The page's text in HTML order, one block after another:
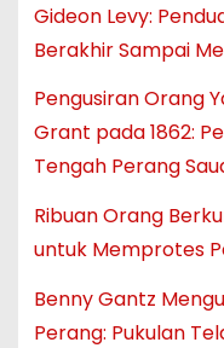
Gideon Levy:
Berakhir Sampai
Pengusiran Orang
Grant pada 1862:
Tengah Perang
Ribuan Orang
untuk Memprotes
Benny Gantz
Perang: Pukulan